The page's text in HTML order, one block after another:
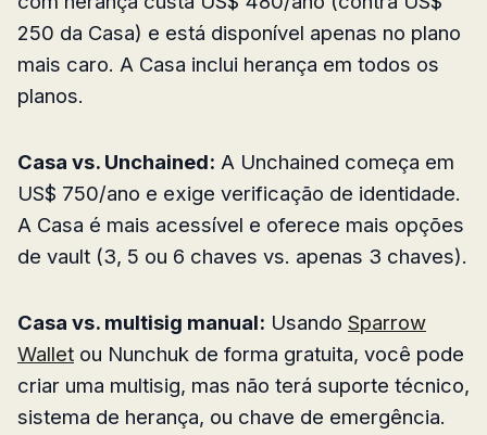
250 da Casa) e está disponível apenas no plano
mais caro. A Casa inclui herança em todos os
planos.
Casa vs. Unchained: A Unchained começa em
US$ 750/ano e exige verificação de identidade.
A Casa é mais acessível e oferece mais opções
de vault (3, 5 ou 6 chaves vs. apenas 3 chaves).
Casa vs. multisig manual: Usando Sparrow
Wallet ou Nunchuk de forma gratuita, você pode
criar uma multisig, mas não terá suporte técnico,
sistema de herança, ou chave de emergência.